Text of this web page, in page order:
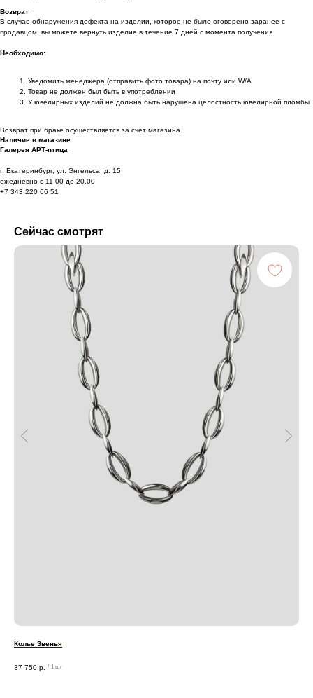
Возврат
В случае обнаружения дефекта на изделии, которое не было оговорено заранее с
продавцом, вы можете вернуть изделие в течение 7 дней с момента получения.
Необходимо:
Уведомить менеджера (отправить фото товара) на почту или W/А
Товар не должен был быть в употреблении
У ювелирных изделий не должна быть нарушена целостность ювелирной пломбы
Возврат при браке осуществляется за счет магазина.
Наличие в магазине
Галерея АРТ-птица
г. Екатеринбург, ул. Энгельса, д. 15
ежедневно с 11.00 до 20.00
+7 343 220 66 51
Сейчас смотрят
Колье Звенья
37 750 р. / 1 шт